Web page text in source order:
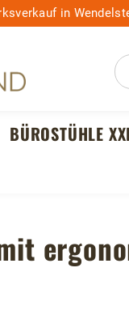
in
BÜROSTÜHLE